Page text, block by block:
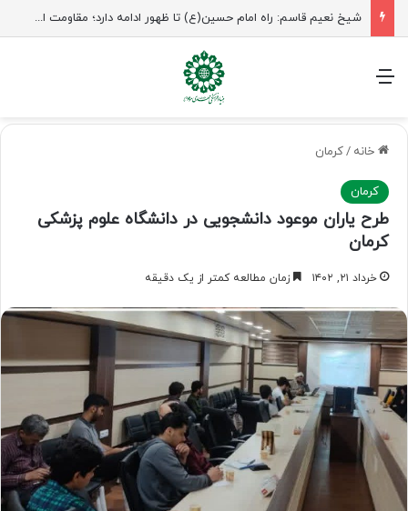
شیخ نعیم قاسم: راه امام حسین(ع) تا ظهور ادامه دارد؛ مقاومت از کربلا الهام می‌گیرد
منو
خانه /کرمان
کرمان
طرح یاران موعود دانشجویی در دانشگاه علوم پزشکی
کرمان
خرداد ۲۱, ۱۴۰۲ زمان مطالعه کمتر از یک دقیقه